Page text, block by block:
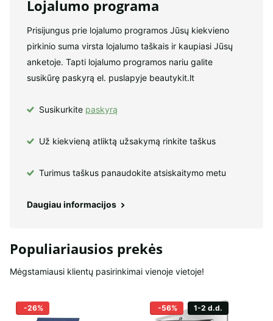
Lojalumo programa
Prisijungus prie lojalumo programos Jūsų kiekvieno
pirkinio suma virsta lojalumo taškais ir kaupiasi Jūsų
anketoje. Tapti lojalumo programos nariu galite
susikūrę paskyrą el. puslapyje beautykit.lt
Susikurkite paskyrą
Už kiekvieną atliktą užsakymą rinkite taškus
Turimus taškus panaudokite atsiskaitymo metu
Daugiau informacijos
Populiariausios prekės
Mėgstamiausi klientų pasirinkimai vienoje vietoje!
-26% -56% 1-2 d.d.